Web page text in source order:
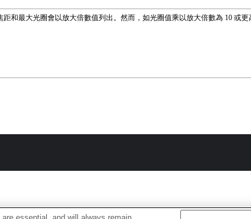
距和最大光圈會以放大倍數值列出。然而，如光圈值乘以放大倍數為 10 或更